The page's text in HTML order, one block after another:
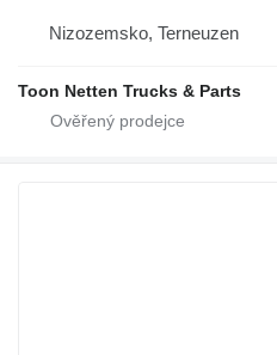
Nizozemsko, Terneuzen
Toon Netten Trucks & Parts